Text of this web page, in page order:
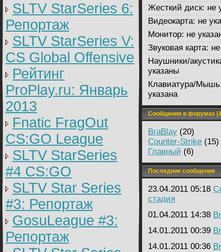
SLTV StarSeries 6:
Репортаж
SLTV StarSeries V:
CS Global Offensive
Рейтинг
ProPlay.ru: Январь
2013
Fnatic FragOut
CS:GO League
SLTV StarSeries
#4 CS:GO
SLTV Star Series
#3: Репортаж
GosuLeague #3:
Репортаж
Жесткий диск: не
Видеокарта: не
Монитор: не
Звуковая карта:
Наушники/
указаны
Клавиатура/
указана
Сообщения в форумах
BraBlay (20)
Counter-Strike (15)
Главный (6)
Последние сообщения
23.04.2011 05:18
стадия
01.04.2011 14:38
14.01.2011 00:39
14.01.2011 00:36